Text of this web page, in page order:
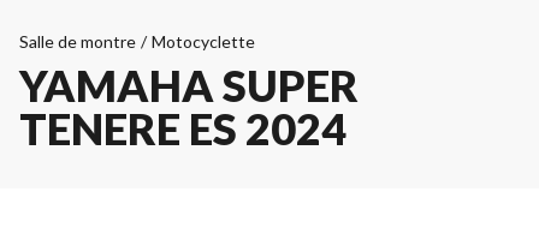
Salle de montre / Motocyclette
YAMAHA SUPER
TENERE ES 2024